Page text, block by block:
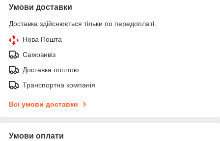
Умови доставки
Доставка здійснюється тільки по передоплаті.
Нова Пошта
Самовивіз
Доставка поштою
Транспортна компанія
Всі умови доставки
Умови оплати